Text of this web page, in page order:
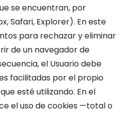
se encuentran, por
Safari, Explorer). En este
para rechazar y eliminar
de un navegador de
el Usuario debe
facilitadas por el propio
esté utilizando. En el
el uso de cookies —total o